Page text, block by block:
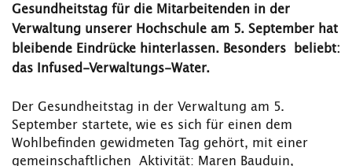
Gesundheitstag für die Mitarbeitenden in der
Verwaltung unserer Hochschule am 5. September hat
bleibende Eindrücke hinterlassen. Besonders beliebt:
das Infused-Verwaltungs-Water.
Der Gesundheitstag in der Verwaltung am 5.
September startete, wie es sich für einen dem
Wohlbefinden gewidmeten Tag gehört, mit einer
gemeinschaftlichen Aktivität: Maren Bauduin,